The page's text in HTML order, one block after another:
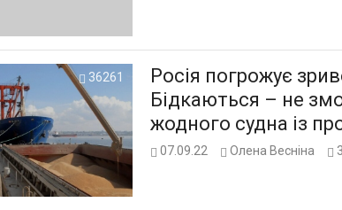
36261
Росія погрожує
Бідкаються – не
жодного судна із
07.09.22 Олена Весніна 3